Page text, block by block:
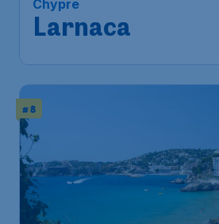
Bruxelles-National
Larnaca
international de Larnaca
# 8